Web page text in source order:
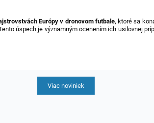
Európy v dronovom futbale, ktoré sa
úspech je významným ocenením ich usilovnej
Viac noviniek